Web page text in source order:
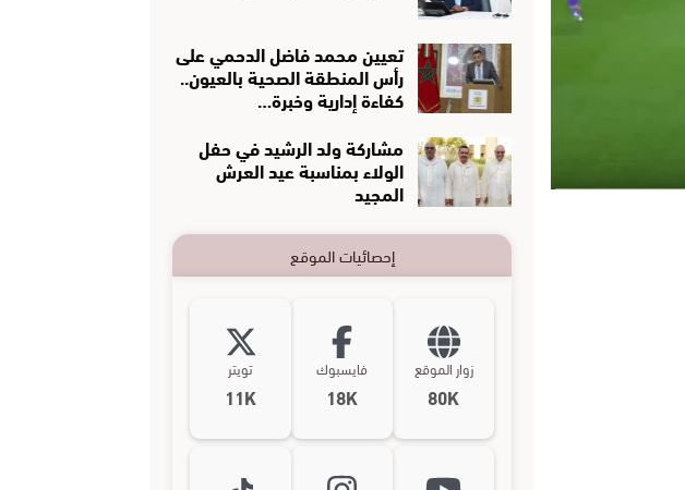
تعيين محمد فاضل الدحمي على
رأس المنطقة الصحية بالعيون..
كفاءة إدارية وخبرة…
مشاركة ولد الرشيد في حفل
الولاء بمناسبة عيد العرش
المجيد
إحصائيات الموقع
زوار الموقع
80K
فايسبوك
18K
تويتر
11K